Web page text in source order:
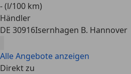
- (l/100 km)
Händler
DE 30916Isernhagen B. Hannover
Alle Angebote anzeigen
Direkt zu